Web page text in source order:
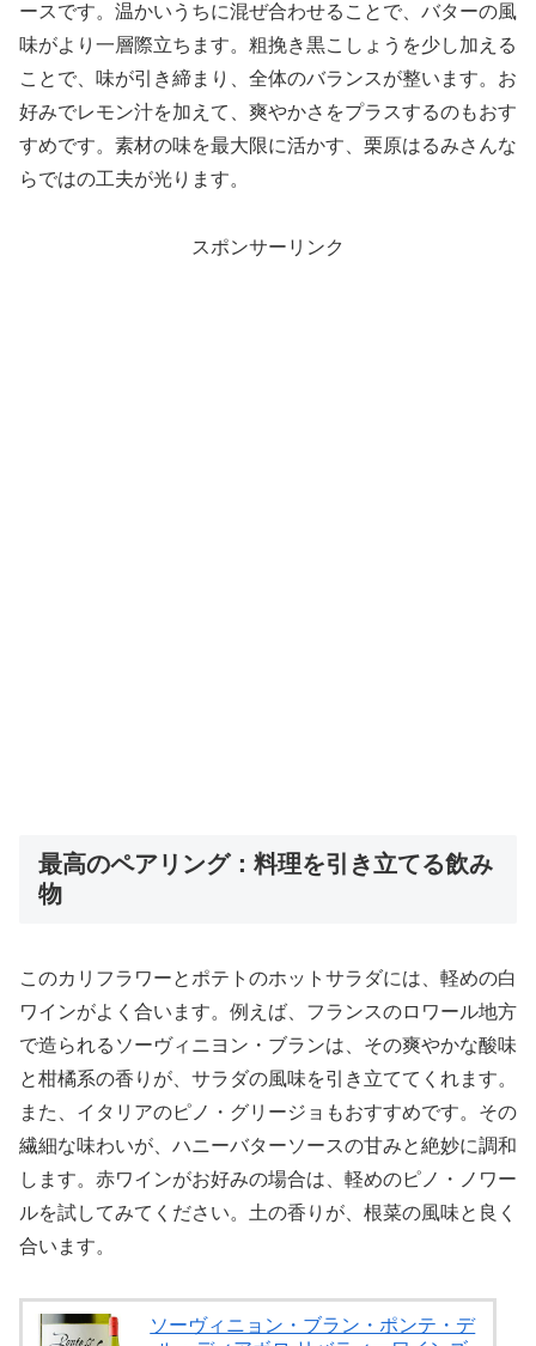
ースです。温かいうちに混ぜ合わせることで、バターの風
味がより一層際立ちます。粗挽き黒こしょうを少し加える
ことで、味が引き締まり、全体のバランスが整います。お
好みでレモン汁を加えて、爽やかさをプラスするのもおす
すめです。素材の味を最大限に活かす、栗原はるみさんな
らではの工夫が光ります。
スポンサーリンク
最高のペアリング：料理を引き立てる飲み
物
このカリフラワーとポテトのホットサラダには、軽めの白
ワインがよく合います。例えば、フランスのロワール地方
で造られるソーヴィニヨン・ブランは、その爽やかな酸味
と柑橘系の香りが、サラダの風味を引き立ててくれます。
また、イタリアのピノ・グリージョもおすすめです。その
繊細な味わいが、ハニーバターソースの甘みと絶妙に調和
します。赤ワインがお好みの場合は、軽めのピノ・ノワー
ルを試してみてください。土の香りが、根菜の風味と良く
合います。
ソーヴィニョン・ブラン・ポンテ・デ